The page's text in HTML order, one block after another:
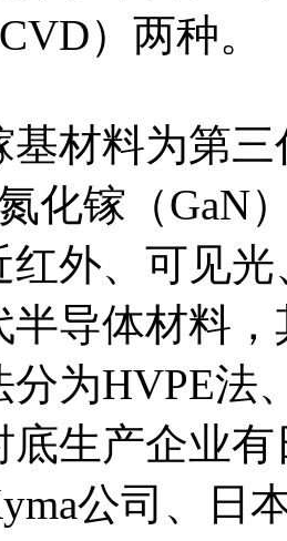
）两种。
料为第三
氮化镓（
红外、可见
半导体材料
分为HVPE法
底生产企业
公司、日